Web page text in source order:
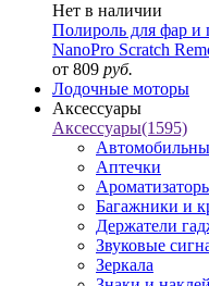
Нет в наличии
Полироль для фар и
NanoPro Scratch
от 809 руб.
Лодочные моторы
Аксессуары
Аксессуары(1595)
Аптечки
Багажники и
Держатели
Звуковые
Зеркала